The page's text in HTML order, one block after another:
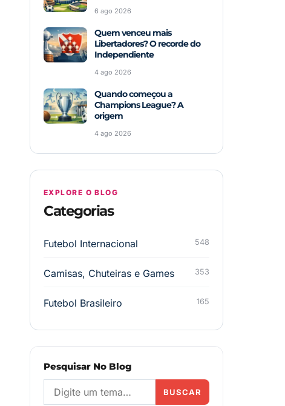
6 ago 2026
Quem venceu mais
Libertadores? O recorde do
Independiente
4 ago 2026
Quando começou a
Champions League? A
origem
4 ago 2026
EXPLORE O BLOG
Categorias
Futebol Internacional 548
Camisas, Chuteiras e Games 353
Futebol Brasileiro 165
Pesquisar No Blog
BUSCAR